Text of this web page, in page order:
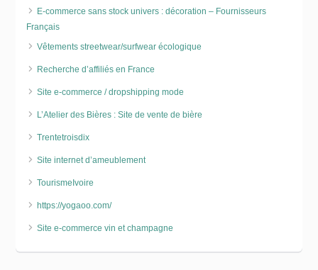
E-commerce sans stock univers : décoration – Fournisseurs
Français
Vêtements streetwear/surfwear écologique
Recherche d’affiliés en France
Site e-commerce / dropshipping mode
L’Atelier des Bières : Site de vente de bière
Trentetroisdix
Site internet d’ameublement
TourismeIvoire
https://yogaoo.com/
Site e-commerce vin et champagne